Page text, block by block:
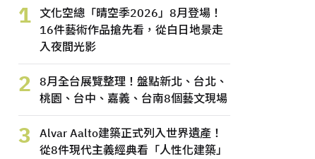
1
文化空總「晴空季2026」8月登場！
16件藝術作品搶先看，從白日地景走
入夜間光影
2
8月全台展覽整理！盤點新北、台北、
桃園、台中、嘉義、台南8個藝文現場
3
Alvar Aalto建築正式列入世界遺產！
從8件現代主義經典看「人性化建築」